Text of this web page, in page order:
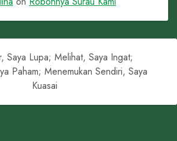
Saya Lupa; Melihat, Saya Ingat;
Paham; Menemukan Sendiri, Saya
Kuasai